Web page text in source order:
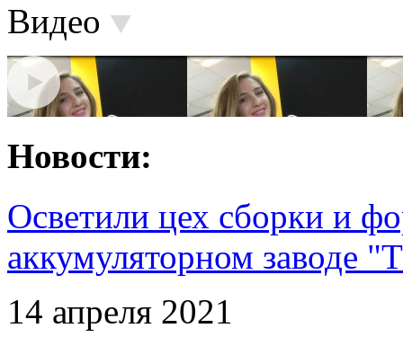
Видео
Новости:
Осветили цех сборки и
аккумуляторном заводе
14 апреля 2021